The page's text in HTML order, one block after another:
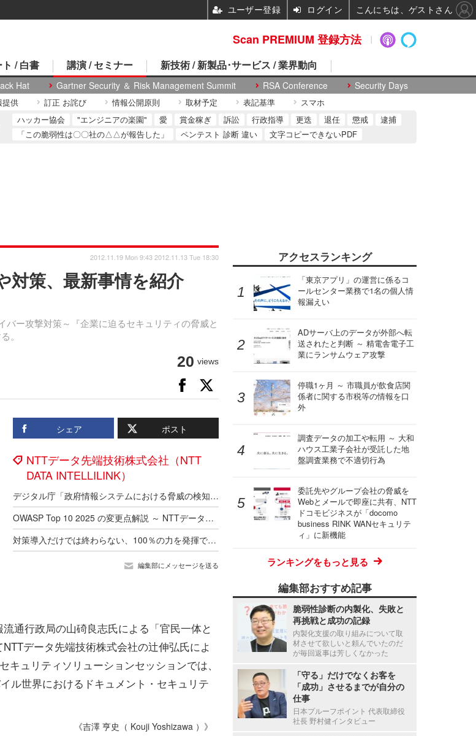
/ 白書 講演 / セミナー
Hat Gartner Security ＆ Risk Management Summit RSA Conference Security Days
新技術 / 新製品･サービス / 業界動向
提供 訂正 お詫び 情報公開原則 取材予定 表記基準 スマホ
ハッカー協会 "エンジニアの楽園" 愛 賞金稼ぎ 訴訟 行政指導 更迭 退任 懲戒
逮捕
「この脆弱性は〇〇社の△△が報告した」
ペンテスト 診断 違い 文字コピーできないPDF
対策、最新事情を紹介
ー攻撃対策～『企業に迫るセキュリティの脅威と
。
2012.11.19 Mon 9:43 2012.11.13 Tue 18:30
20 views
シェア ポスト
NTTデータ先端技術株式会社（NTT
DATA INTELLILINK）
デジタル庁「政府情報システムにおける脅威の検知・対応のためのログ取得・分析導入ガイドブック」に NTTデータ先端の技術者がレビュー協力
OWASP Top 10 2025 の変更点解説 ～ NTTデータ先端技術
対策導入だけでは終わらない、100％の力を発揮できていない「落とし穴」を塞げ ～ NTTデータ先端技術が語るランサムウェア対策の実践
編集部にメッセージを送る
通行政局の山碕良志氏による「官民一体と
データ先端技術株式会社の辻伸弘氏によ
ュリティソリューションセッションでは、
ル世界におけるドキュメント・セキュリテ
《吉澤 亨史（ Kouji Yoshizawa ）》
アクセスランキング
「東京アプリ」の運営に係るコ
ールセンター業務で1名の個人情
報漏えい
ADサーバ上のデータが外部へ転
送されたと判断 ～ 精電舎電子工
業にランサムウェア攻撃
停職1ヶ月 ～ 市職員が飲食店関
係者に関する市税等の情報を口
外
調査データの加工や転用 ～ 大和
ハウス工業子会社が受託した地
盤調査業務で不適切行為
委託先やグループ会社の脅威を
Webとメールで即座に共有、NTT
ドコモビジネスが「docomo
business RINK WANセキュリテ
ィ」に新機能
ランキングをもっと見る
編集部おすすめ記事
脆弱性診断の内製化、失敗と
再挑戦と成功の記録
内製化支援の取り組みについて取
材させて欲しいと頼んでいたのだ
が毎回返事は芳しくなかった
「守る」だけでなくお客を
「成功」させるまでが自分の
仕事
日本プルーフポイント 代表取締役
社長 野村健インタビュー
Scan PREMIUM 登録方法
ユーザー登録 ログイン こんにちは、ゲストさん